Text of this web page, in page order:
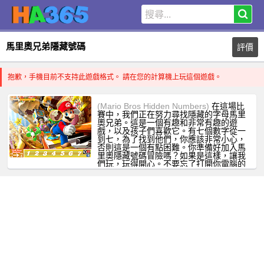
馬里奧兄弟隱藏號碼 評價
抱歉，手機目前不支持此遊戲格式。 請在您的計算機上玩這個遊戲。
(Mario Bros Hidden Numbers) 在這場比
賽中，我們正在努力尋找隱藏的字母馬里
奧兄弟。這是一個有趣和非常有趣的遊
戲，以及孩子們喜歡它。有七個數字從一
到七，為了找到他們，你應該非常小心，
否則這是一個有點困難。你準備好加入馬
里奧隱藏號碼冒險嗎？如果是這樣，讓我
們玩，玩得開心。不要忘了打開你電腦的
聲音！